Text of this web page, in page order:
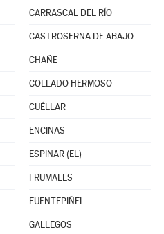
CARRASCAL DEL RÍO
CASTROSERNA DE ABAJO
CHAÑE
COLLADO HERMOSO
CUÉLLAR
ENCINAS
ESPINAR (EL)
FRUMALES
FUENTEPIÑEL
GALLEGOS